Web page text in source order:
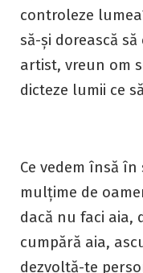
controleze
să-și dorească
artist, vreun om
dicteze lumii ce
Ce vedem însă
mulțime de
dacă nu faci aia,
cumpără aia,
dezvoltă-te